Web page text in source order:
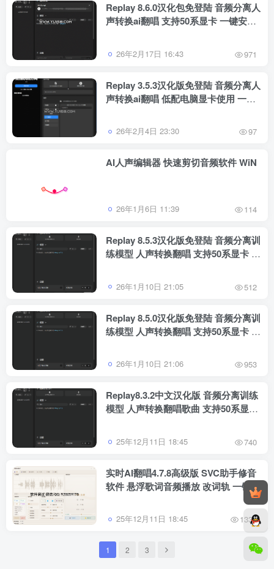
Replay 8.6.0汉化包免登陆 音频分离人
声转换ai翻唱 支持50系显卡 一键安装
26年2月17日 16:43 971
Replay 3.5.3汉化版免登陆 音频分离人
声转换ai翻唱 低配电脑显卡使用 一键
26年2月4日 23:30 97
AI人声编辑器 快速剪切音频软件 WiN
26年1月6日 11:39 114
Replay 8.5.3汉化版免登陆 音频分离训
练模型 人声转换翻唱 支持50系显卡 一
26年1月10日 21:05 512
Replay 8.5.0汉化版免登陆 音频分离训
练模型 人声转换翻唱 支持50系显卡 一
26年1月10日 21:06 953
Replay8.3.2中文汉化版 音频分离训练
模型 人声转换翻唱歌曲 支持50系显卡
25年12月11日 18:45 740
实时AI翻唱4.7.8高级版 SVC助手修音
软件 悬浮歌词音频播放 改词轨 一键做
25年12月11日 18:45 1337
1 2 3